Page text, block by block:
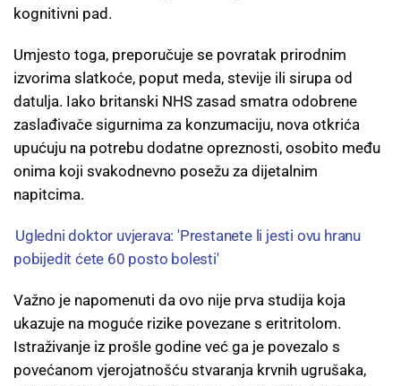
kognitivni pad.
Umjesto toga, preporučuje se povratak prirodnim
izvorima slatkoće, poput meda, stevije ili sirupa od
datulja. Iako britanski NHS zasad smatra odobrene
zaslađivače sigurnima za konzumaciju, nova otkrića
upućuju na potrebu dodatne opreznosti, osobito među
onima koji svakodnevno posežu za dijetalnim
napitcima.
Ugledni doktor uvjerava: 'Prestanete li jesti ovu hranu
pobijedit ćete 60 posto bolesti'
Važno je napomenuti da ovo nije prva studija koja
ukazuje na moguće rizike povezane s eritritolom.
Istraživanje iz prošle godine već ga je povezalo s
povećanom vjerojatnošću stvaranja krvnih ugrušaka,